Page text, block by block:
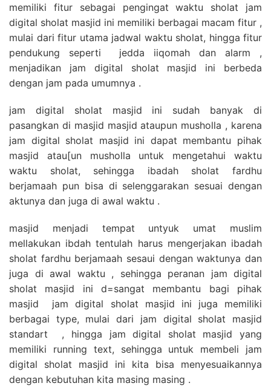
memiliki fitur sebagai pengingat waktu sholat jam
digital sholat masjid ini memiliki berbagai macam fitur ,
mulai dari fitur utama jadwal waktu sholat, hingga fitur
pendukung seperti jedda iiqomah dan alarm ,
menjadikan jam digital sholat masjid ini berbeda
dengan jam pada umumnya .
jam digital sholat masjid ini sudah banyak di
pasangkan di masjid masjid ataupun musholla , karena
jam digital sholat masjid ini dapat membantu pihak
masjid atau[un musholla untuk mengetahui waktu
waktu sholat, sehingga ibadah sholat fardhu
berjamaah pun bisa di selenggarakan sesuai dengan
aktunya dan juga di awal waktu .
masjid menjadi tempat untyuk umat muslim
mellakukan ibdah tentulah harus mengerjakan ibadah
sholat fardhu berjamaah sesaui dengan waktunya dan
juga di awal waktu , sehingga peranan jam digital
sholat masjid ini d=sangat membantu bagi pihak
masjid jam digital sholat masjid ini juga memiliki
berbagai type, mulai dari jam digital sholat masjid
standart , hingga jam digital sholat masjid yang
memiliki running text, sehingga untuk membeli jam
digital sholat masjid ini kita bisa menyesuaikannya
dengan kebutuhan kita masing masing .